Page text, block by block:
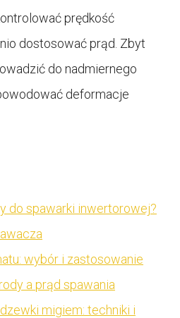
prędkość
dostosować prąd. Zbyt
do nadmiernego
deformacje
do spawarki inwertorowej?
wybór i zastosowanie
a prąd spawania
migiem: techniki i